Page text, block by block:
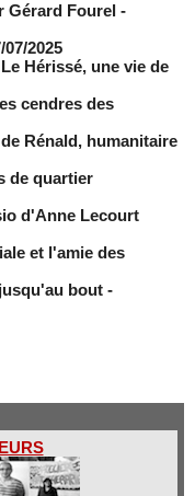
Gérard Fourel -
07/2025
Hérissé, une vie de
cendres des
Rénald, humanitaire
de quartier
d'Anne Lecourt
et l'amie des
bout -